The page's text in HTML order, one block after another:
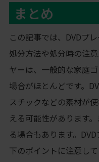
まとめ
この記事では、DVDプ
処分方法や処分時の注
ヤーは、一般的な家庭
場合がほとんどです。
スチックなどの素材が
える可能性があります
る場合もあります。
下のポイントに注意して